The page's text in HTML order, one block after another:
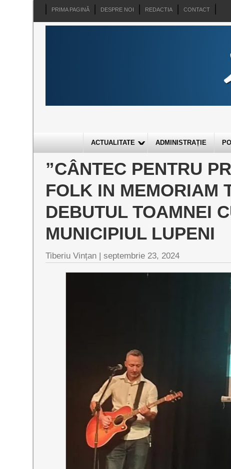
PRIMA PAGINĂ DESPRE NOI REDACTIA CONTACT
ACTUALITATE ADMINISTRAȚIE
”CÂNTEC PENTRU
FOLK IN MEMORIAM
DEBUTUL TOAMNEI
MUNICIPIUL LUPENI
Tiberiu Vințan |septembrie 23, 2024